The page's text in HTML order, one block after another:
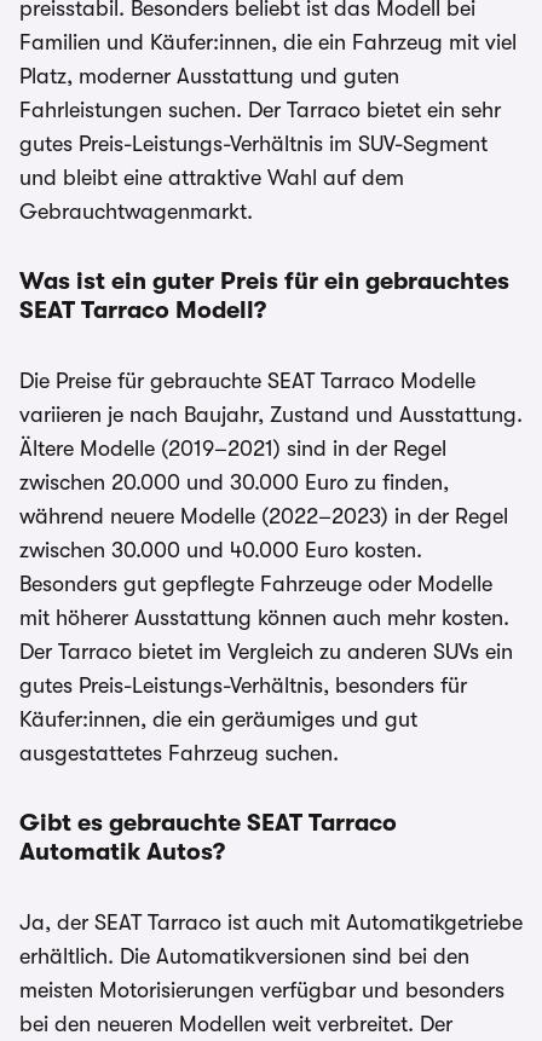
preisstabil. Besonders beliebt ist das Modell bei
Familien und Käufer:innen, die ein Fahrzeug mit viel
Platz, moderner Ausstattung und guten
Fahrleistungen suchen. Der Tarraco bietet ein sehr
gutes Preis-Leistungs-Verhältnis im SUV-Segment
und bleibt eine attraktive Wahl auf dem
Gebrauchtwagenmarkt.
Was ist ein guter Preis für ein gebrauchtes
SEAT Tarraco Modell?
Die Preise für gebrauchte SEAT Tarraco Modelle
variieren je nach Baujahr, Zustand und Ausstattung.
Ältere Modelle (2019–2021) sind in der Regel
zwischen 20.000 und 30.000 Euro zu finden,
während neuere Modelle (2022–2023) in der Regel
zwischen 30.000 und 40.000 Euro kosten.
Besonders gut gepflegte Fahrzeuge oder Modelle
mit höherer Ausstattung können auch mehr kosten.
Der Tarraco bietet im Vergleich zu anderen SUVs ein
gutes Preis-Leistungs-Verhältnis, besonders für
Käufer:innen, die ein geräumiges und gut
ausgestattetes Fahrzeug suchen.
Gibt es gebrauchte SEAT Tarraco
Automatik Autos?
Ja, der SEAT Tarraco ist auch mit Automatikgetriebe
erhältlich. Die Automatikversionen sind bei den
meisten Motorisierungen verfügbar und besonders
bei den neueren Modellen weit verbreitet. Der